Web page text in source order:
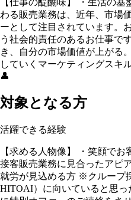
【仕事の醍醐味】 ・生活の
わる販売業務は、近年、市場
ーとして注目されています。
う社会的責任のあるお仕事で
き、自分の市場価値が上がる
していくマーケティングスキ
👤
対象となる方
活躍できる経験
【求める人物像】 ・笑顔で
接客販売業務に見合ったアピ
就労が見込める方 ※クループ
HITOAI）に向いていると思